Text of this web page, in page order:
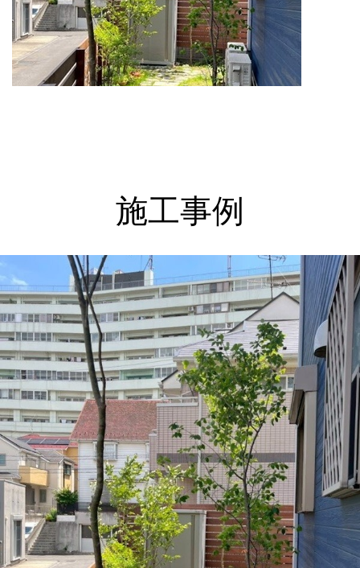
上記をクリックしてください。
神奈川県横浜市 外構・ガーデンリフォームで使い勝手
良く お気に入りの場所に ビフォーアフター Ｓ様邸
庭にウッドフェンスとタイルテラスを新たにつくり、山
採り雑木で木陰・木漏れ日のあるもうひとつのリビング
に。
２０２６年 夏季休暇について
施工事例